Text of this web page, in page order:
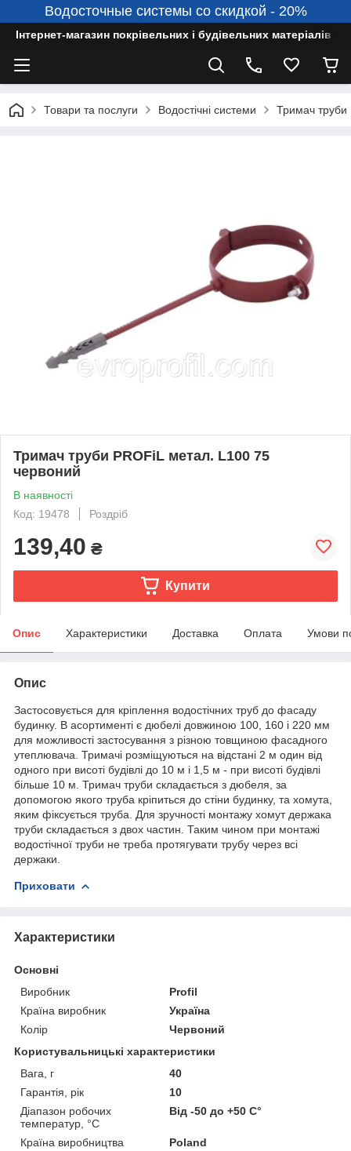
Водосточные системы со скидкой - 20%
Інтернет-магазин покрівельних і будівельних матеріалів
Товари та послуги Водостічні системи Тримач труби
Тримач труби PROFiL метал. L100 75
червоний
В наявності
Код: 19478
Роздріб
139,40 ₴
Купити
Опис Характеристики Доставка Оплата Умови
Опис
Застосовується для кріплення водостічних труб до фасаду
будинку. В асортименті є дюбелі довжиною 100, 160 і 220 мм
для можливості застосування з різною товщиною фасадного
утеплювача. Тримачі розміщуються на відстані 2 м один від
одного при висоті будівлі до 10 м і 1,5 м - при висоті будівлі
більше 10 м. Тримач труби складається з дюбеля, за
допомогою якого труба кріпиться до стіни будинку, та хомута,
яким фіксується труба. Для зручності монтажу хомут держака
труби складається з двох частин. Таким чином при монтажі
водостічної труби не треба протягувати трубу через всі
держаки.
Приховати
Характеристики
Основні
Виробник
Profil
Країна виробник
Україна
Колір
Червоний
Користувальницькі характеристики
Вага, г
40
Гарантія, рік
10
Діапазон робочих
температур, °С
Від -50 до +50 С°
Країна виробництва
Poland